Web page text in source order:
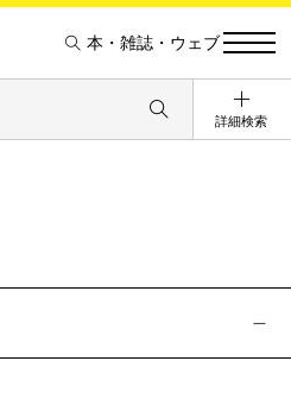
本・雑誌・ウェブ
詳細検索